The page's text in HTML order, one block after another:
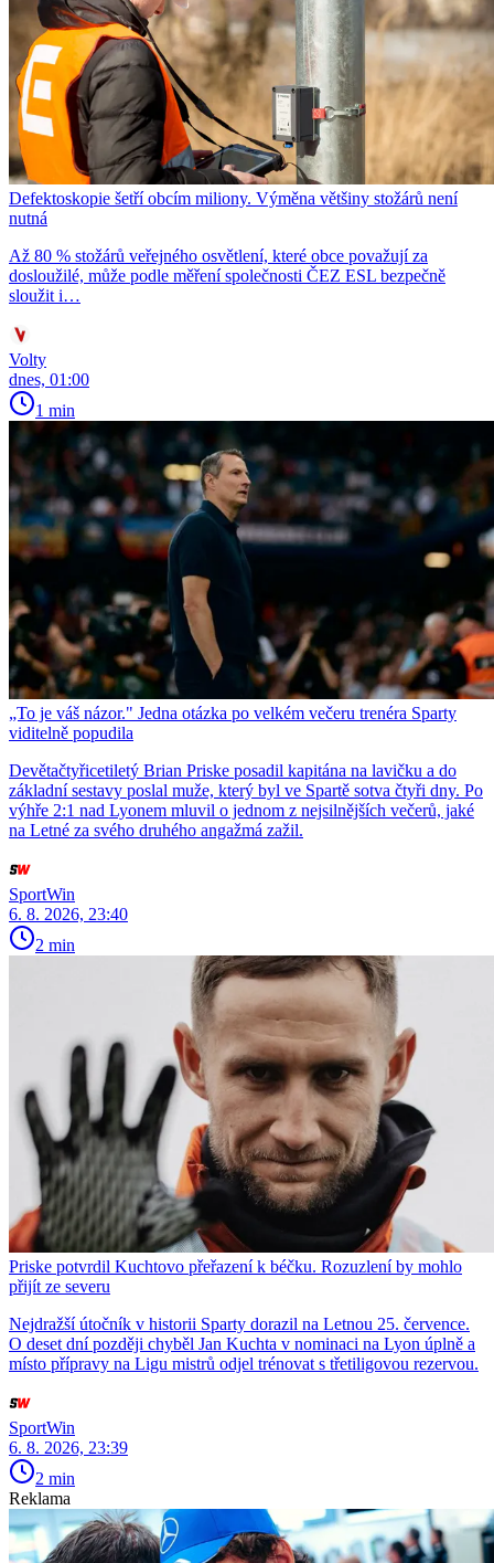
Defektoskopie šetří obcím miliony. Výměna většiny stožárů není
nutná
Až 80 % stožárů veřejného osvětlení, které obce považují za
dosloužilé, může podle měření společnosti ČEZ ESL bezpečně
sloužit i…
Volty
dnes, 01:00
1 min
„To je váš názor." Jedna otázka po velkém večeru trenéra Sparty
viditelně popudila
Devětačtyřicetiletý Brian Priske posadil kapitána na lavičku a do
základní sestavy poslal muže, který byl ve Spartě sotva čtyři dny. Po
výhře 2:1 nad Lyonem mluvil o jednom z nejsilnějších večerů, jaké
na Letné za svého druhého angažmá zažil.
SportWin
6. 8. 2026, 23:40
2 min
Priske potvrdil Kuchtovo přeřazení k béčku. Rozuzlení by mohlo
přijít ze severu
Nejdražší útočník v historii Sparty dorazil na Letnou 25. července.
O deset dní později chyběl Jan Kuchta v nominaci na Lyon úplně a
místo přípravy na Ligu mistrů odjel trénovat s třetiligovou rezervou.
SportWin
6. 8. 2026, 23:39
2 min
Reklama